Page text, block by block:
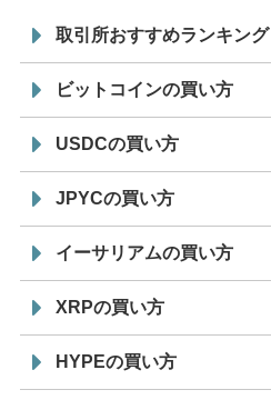
取引所おすすめランキング
ビットコインの買い方
USDCの買い方
JPYCの買い方
イーサリアムの買い方
XRPの買い方
HYPEの買い方